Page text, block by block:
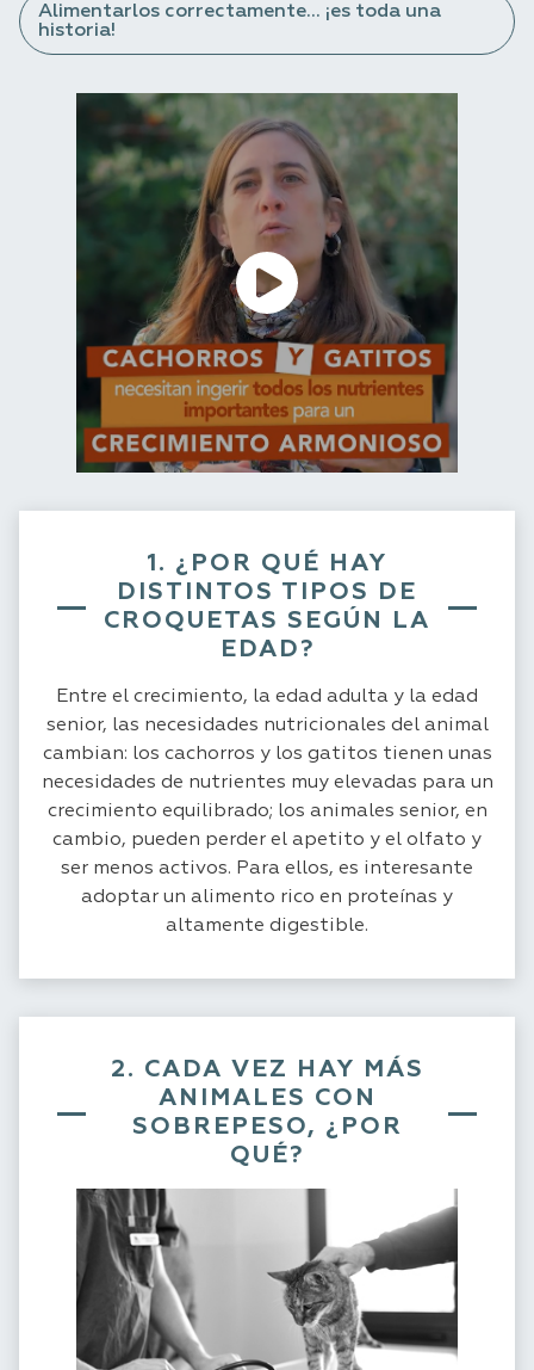
Alimentarlos correctamente... ¡es toda una
historia!
1. ¿POR QUÉ HAY
DISTINTOS TIPOS DE
CROQUETAS SEGÚN LA
EDAD?
Entre el crecimiento, la edad adulta y la edad
senior, las necesidades nutricionales del animal
cambian: los cachorros y los gatitos tienen unas
necesidades de nutrientes muy elevadas para un
crecimiento equilibrado; los animales senior, en
cambio, pueden perder el apetito y el olfato y
ser menos activos. Para ellos, es interesante
adoptar un alimento rico en proteínas y
altamente digestible.
2. CADA VEZ HAY MÁS
ANIMALES CON
SOBREPESO, ¿POR
QUÉ?